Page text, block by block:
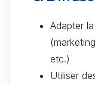
Adapter
etc.)
Utiliser